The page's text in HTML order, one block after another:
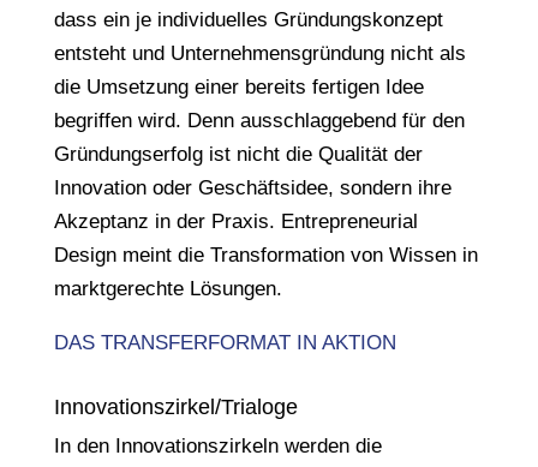
dass ein je individuelles Gründungskonzept
entsteht und Unternehmensgründung nicht als
die Umsetzung einer bereits fertigen Idee
begriffen wird. Denn ausschlaggebend für den
Gründungserfolg ist nicht die Qualität der
Innovation oder Geschäftsidee, sondern ihre
Akzeptanz in der Praxis. Entrepreneurial
Design meint die Transformation von Wissen in
marktgerechte Lösungen.
DAS TRANSFERFORMAT IN AKTION
Innovationszirkel/Trialoge
In den Innovationszirkeln werden die